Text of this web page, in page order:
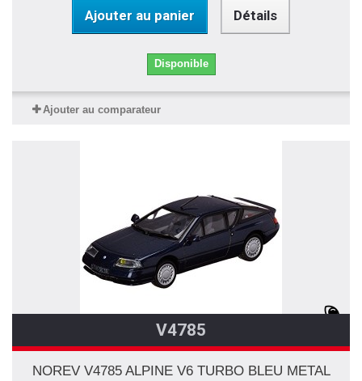
Ajouter au panier Détails
Disponible
Ajouter au comparateur
V4785
NOREV V4785 ALPINE V6 TURBO BLEU METAL